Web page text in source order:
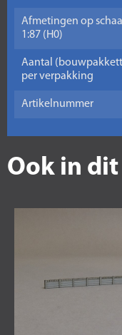
Afmetingen op schaal
1:87 (H0)
Aantal
per verpakking
Artikelnummer
Ook in